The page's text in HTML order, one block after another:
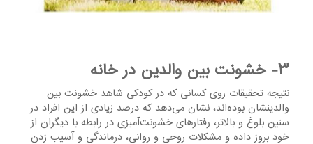
۳- خشونت بین والدین در خانه
نتیجه تحقیقات روی کسانی که در کودکی شاهد خشونت بین
والدینشان بوده‌اند، نشان می‌دهد که درصد زیادی از این افراد در
سنین بلوغ و بالاتر، رفتارهای خشونت‌آمیزی در رابطه با دیگران از
خود بروز داده و مشکلات روحی و روانی، درماندگی و آسیب زدن